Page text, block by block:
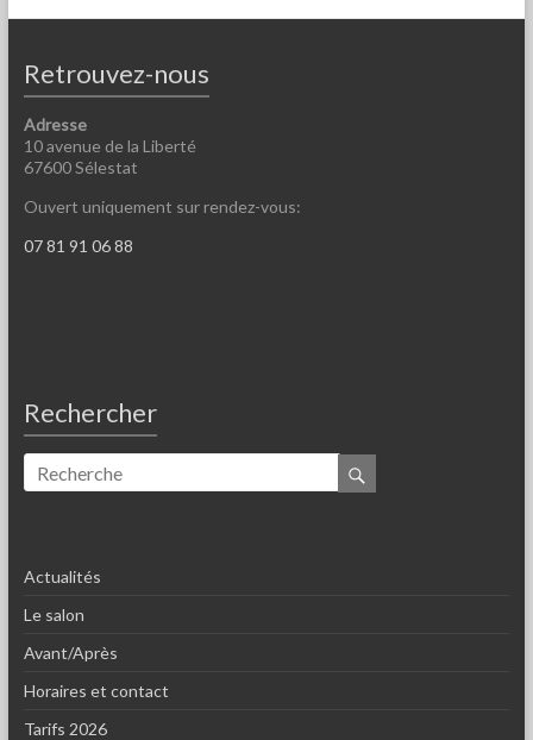
Retrouvez-nous
Adresse
10 avenue de la Liberté
67600 Sélestat
Ouvert uniquement sur rendez-vous:
07 81 91 06 88
Rechercher
Actualités
Le salon
Avant/Après
Horaires et contact
Tarifs 2026